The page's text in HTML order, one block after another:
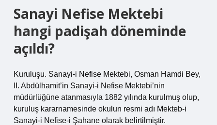
Sanayi Nefise Mektebi
hangi padişah döneminde
açıldı?
Kuruluşu. Sanayi-i Nefise Mektebi, Osman Hamdi Bey,
II. Abdülhamit’in Sanayi-i Nefise Mektebi’nin
müdürlüğüne atanmasıyla 1882 yılında kurulmuş olup,
kuruluş kararnamesinde okulun resmi adı Mekteb-i
Sanayi-i Nefise-i Şahane olarak belirtilmiştir.